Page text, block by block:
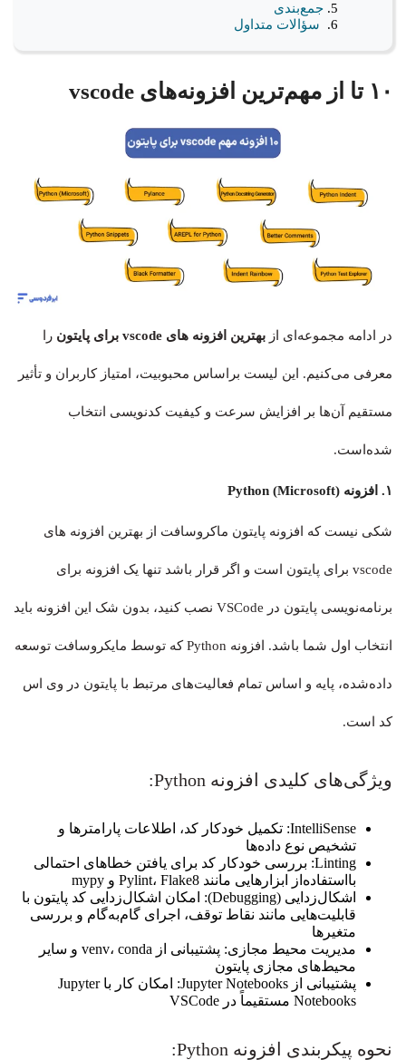
جمع‌بندی
سؤالات متداول
۱۰ تا از مهم‌ترین افزونه‌های vscode
در ادامه مجموعه‌ای از بهترین افزونه های vscode برای پایتون را
معرفی می‌کنیم. این لیست براساس محبوبیت، امتیاز کاربران و تأثیر
مستقیم آن‌ها بر افزایش سرعت و کیفیت کدنویسی انتخاب
شده‌است.
۱. افزونه Python (Microsoft)
شکی نیست که افزونه پایتون ماکروسافت از بهترین افزونه های
vscode برای پایتون است و اگر قرار باشد تنها یک افزونه برای
برنامه‌نویسی پایتون در VSCode نصب کنید، بدون شک این افزونه باید
انتخاب اول شما باشد. افزونه Python که توسط مایکروسافت توسعه
داده‌شده، پایه و اساس تمام فعالیت‌های مرتبط با پایتون در وی اس
کد است.
ویژگی‌های کلیدی افزونه Python:
IntelliSense: تکمیل خودکار کد، اطلاعات پارامترها و
تشخیص نوع داده‌ها
Linting: بررسی خودکار کد برای یافتن خطاهای احتمالی
بااستفاده‌از ابزارهایی مانند Pylint، Flake8 و mypy
اشکال‌زدایی (Debugging): امکان اشکال‌زدایی کد پایتون با
قابلیت‌هایی مانند نقاط توقف، اجرای گام‌به‌گام و بررسی
متغیرها
مدیریت محیط مجازی: پشتیبانی از venv، conda و سایر
محیط‌های مجازی پایتون
پشتیبانی از Jupyter Notebooks: امکان کار با Jupyter
Notebooks مستقیماً در VSCode
نحوه پیکربندی افزونه Python: